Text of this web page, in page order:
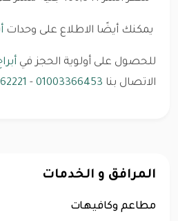
يمكنك أيضًا الاطلاع على وحدات
للحصول على أولوية الحجز في
الاتصال بنا 01003366453
-
المرافق و الخدمات
مطاعم وكافيهات